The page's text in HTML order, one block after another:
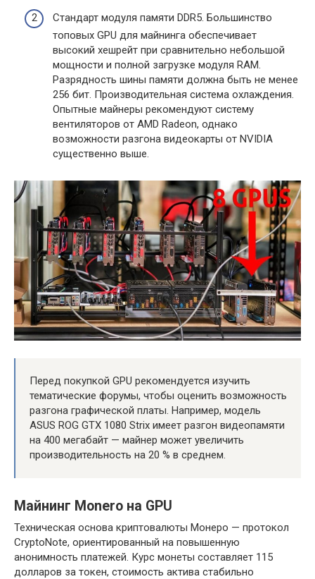
Стандарт модуля памяти DDR5. Большинство
топовых GPU для майнинга обеспечивает
высокий хешрейт при сравнительно небольшой
мощности и полной загрузке модуля RAM.
Разрядность шины памяти должна быть не менее
256 бит. Производительная система охлаждения.
Опытные майнеры рекомендуют систему
вентиляторов от AMD Radeon, однако
возможности разгона видеокарты от NVIDIA
существенно выше.
Перед покупкой GPU рекомендуется изучить
тематические форумы, чтобы оценить возможность
разгона графической платы. Например, модель
ASUS ROG GTX 1080 Strix имеет разгон видеопамяти
на 400 мегабайт — майнер может увеличить
производительность на 20 % в среднем.
Майнинг Monero на GPU
Техническая основа криптовалюты Монеро — протокол
CryptoNote, ориентированный на повышенную
анонимность платежей. Курс монеты составляет 115
долларов за токен, стоимость актива стабильно